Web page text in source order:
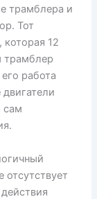
трамблера и
Тот
которая 12
трамблер
работа
сам
отсутствует